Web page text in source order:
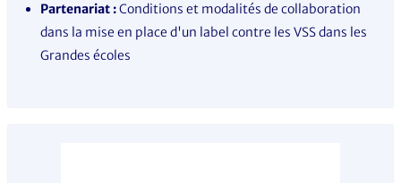
Partenariat :Conditions et modalités de collaboration
dans la mise en place d'un label contre les VSS dans les
Grandes écoles